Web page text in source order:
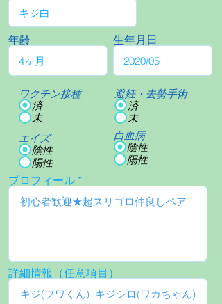
年齢
ワクチン接種
済
未
エイズ
陰性
陽性
生年月日
避妊・去勢手術
済
未
白血病
陰性
陽性
プロフィール
詳細情報（任意項目）